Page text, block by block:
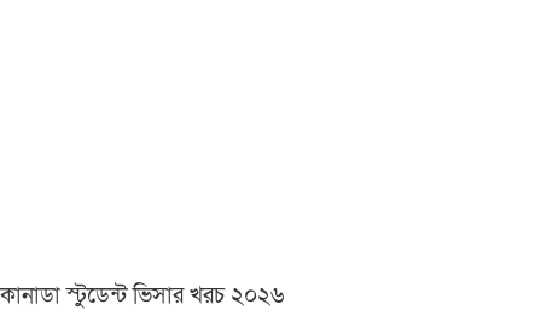
কানাডা স্টুডেন্ট ভিসার খরচ ২০২৬